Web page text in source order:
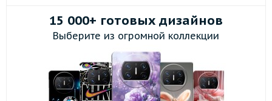
15 000+ готовых дизайнов
Выберите из огромной коллекции